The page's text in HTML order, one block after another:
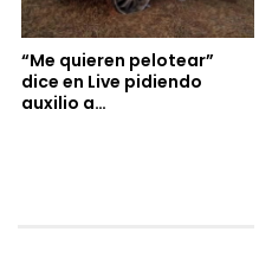
“Me quieren pelotear”
dice en Live pidiendo
auxilio a…